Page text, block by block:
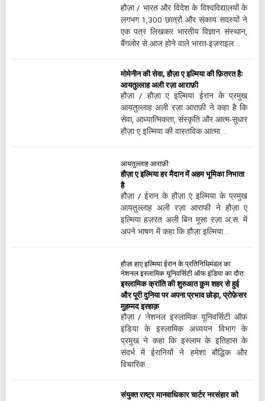
हौज़ा / भारत और विदेश के विश्वविद्यालयों के
लगभग 1,300 छात्रों और संकाय सदस्यों ने
एक पत्र लिखकर भारतीय विज्ञान संस्थान,
बैंगलोर से आज होने वाले भारत-इज़राइल…
मोमेनीन की सेवा, हौज़ा ए इल्मिया की फ़ितरत हैः
आयतुल्लाह अली रज़ा आराफ़ी
हौज़ा / हौज़ा ए इल्मिया ईरान के प्रमुख
आयतुल्लाह अली रज़ा आराफ़ी ने कहा है कि
सेवा, आध्यात्मिकता, संस्कृति और आत्म-सुधार
हौज़ा ए इल्मिया की वास्तविक आत्मा…
आयतुल्लाह आराफ़ी:
हौज़ा ए इल्मिया हर मैदान में अहम भूमिका निभाता
है
हौज़ा / ईरान के हौज़ा ए इल्मिया के प्रमुख
आयतुल्लाह अली रज़ा आराफी ने हौज़ा ए
इल्मिया हज़रत अली बिन मूसा रज़ा अ.स. में
अपने भाषण में कहा कि हौज़ा इल्मिया…
हौज़ा हाए इल्मिया ईरान के प्रतिनिधिमंडल का
नेशनल इस्लामिक यूनिवर्सिटी ऑफ इंडिया का दौरा:
इस्लामिक क्रांति की शुरुआत क़ुम शहर से हुई
और पूरी दुनिया पर अपना प्रभाव छोड़ा, प्रोफ़ेसर
मुहम्मद इस्हाक़
हौज़ा / नेशनल इस्लामिक यूनिवर्सिटी ऑफ
इंडिया के इस्लामिक अध्ययन विभाग के
प्रमुख ने कहा कि इस्लाम के इतिहास के
संदर्भ में ईरानियों ने हमेशा बौद्धिक और
विचारिक…
संयुक्त राष्ट्र मानवाधिकार चार्टर नरसंहार को